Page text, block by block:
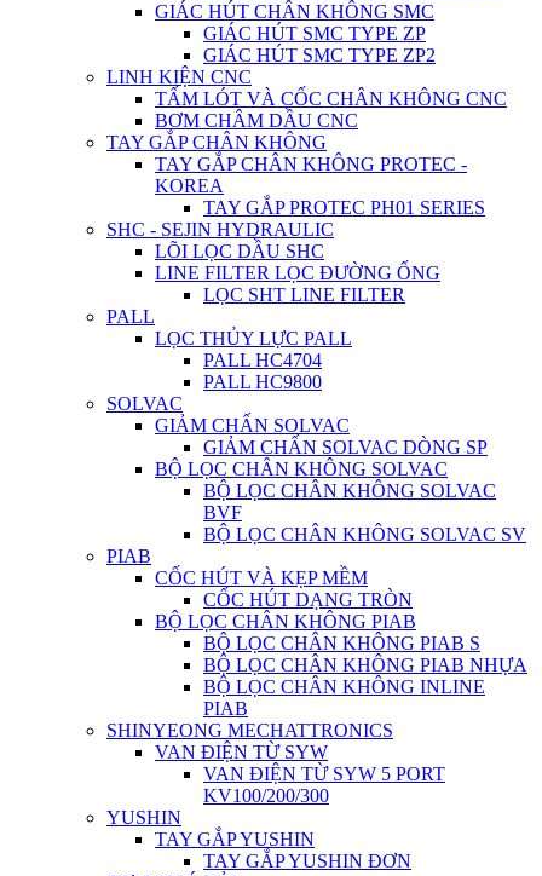
GIÁC HÚT CHÂN KHÔNG SMC
GIÁC HÚT SMC TYPE ZP
GIÁC HÚT SMC TYPE ZP2
LINH KIỆN CNC
TẤM LÓT VÀ CỐC CHÂN KHÔNG CNC
BƠM CHÂM DẦU CNC
TAY GẮP CHÂN KHÔNG
TAY GẮP CHÂN KHÔNG PROTEC -
KOREA
TAY GẮP PROTEC PH01 SERIES
SHC - SEJIN HYDRAULIC
LÕI LỌC DẦU SHC
LINE FILTER LỌC ĐƯỜNG ỐNG
LỌC SHT LINE FILTER
PALL
LỌC THỦY LỰC PALL
PALL HC4704
PALL HC9800
SOLVAC
GIẢM CHẤN SOLVAC
GIẢM CHẤN SOLVAC DÒNG SP
BỘ LỌC CHÂN KHÔNG SOLVAC
BỘ LỌC CHÂN KHÔNG SOLVAC
BVF
BỘ LỌC CHÂN KHÔNG SOLVAC SV
PIAB
CỐC HÚT VÀ KẸP MỀM
CỐC HÚT DẠNG TRÒN
BỘ LỌC CHÂN KHÔNG PIAB
BỘ LỌC CHÂN KHÔNG PIAB S
BỘ LỌC CHÂN KHÔNG PIAB NHỰA
BỘ LỌC CHÂN KHÔNG INLINE
PIAB
SHINYEONG MECHATTRONICS
VAN ĐIỆN TỪ SYW
VAN ĐIỆN TỪ SYW 5 PORT
KV100/200/300
YUSHIN
TAY GẮP YUSHIN
TAY GẮP YUSHIN ĐƠN